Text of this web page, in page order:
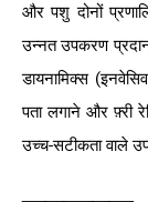
और पशु दोनों
उन्नत उपकरण
डायनामिक्स
पता लगाने और फ़्री
उच्च-सटीकता वाले